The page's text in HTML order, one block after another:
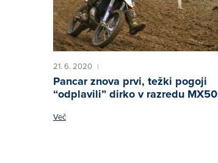
21. 6. 2020 |
Pancar znova prvi, težki pogoji
“odplavili” dirko v razredu MX50
Več